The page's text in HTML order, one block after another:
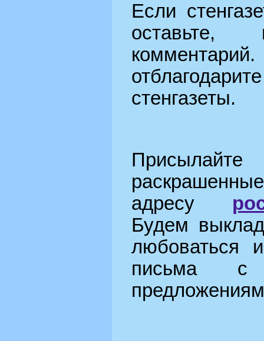
Если
оставьте,
комментарий
стенгазеты.
адресу
Будем
любоваться
письма с